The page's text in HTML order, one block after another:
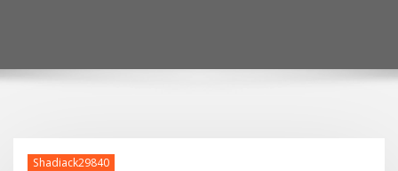
Shadiack29840